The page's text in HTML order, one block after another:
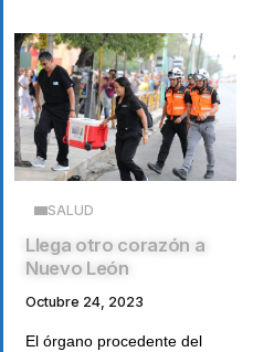
SALUD
Llega otro corazón a
Nuevo León
Octubre 24, 2023
El órgano procedente del